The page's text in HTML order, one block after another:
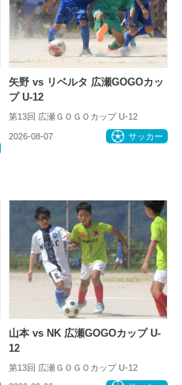
矢野 vs リベルタ 広瀬GOGOカッ
プ U-12
第13回 広瀬ＧＯＧＯカップ U-12
2026-08-07 サッカー
山本 vs NK 広瀬GOGOカップ U-
12
第13回 広瀬ＧＯＧＯカップ U-12